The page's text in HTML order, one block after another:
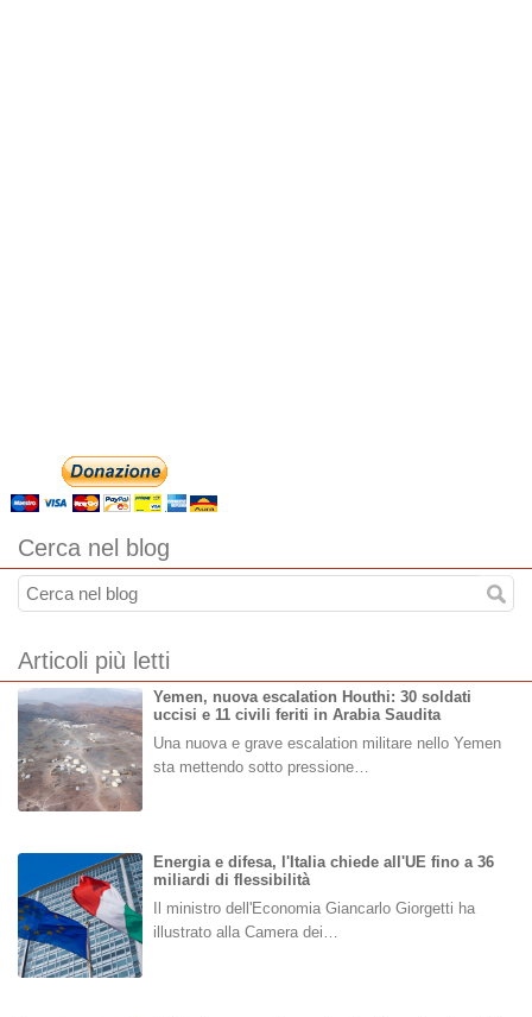
Cerca nel blog
Articoli più letti
Yemen, nuova escalation Houthi: 30 soldati
uccisi e 11 civili feriti in Arabia Saudita
Una nuova e grave escalation militare nello Yemen
sta mettendo sotto pressione…
Energia e difesa, l'Italia chiede all'UE fino a 36
miliardi di flessibilità
Il ministro dell'Economia Giancarlo Giorgetti ha
illustrato alla Camera dei…